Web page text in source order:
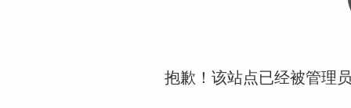
抱歉！该站点已经被管理